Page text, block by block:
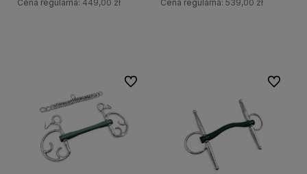
Cena regularna: 449,00 zł Cena regularna: 539,00 zł
Do ulubionych Do